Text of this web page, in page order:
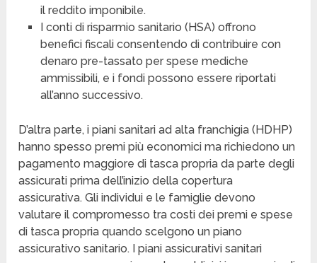
il reddito imponibile.
I conti di risparmio sanitario (HSA) offrono
benefici fiscali consentendo di contribuire con
denaro pre-tassato per spese mediche
ammissibili, e i fondi possono essere riportati
all’anno successivo.
D’altra parte, i piani sanitari ad alta franchigia (HDHP)
hanno spesso premi più economici ma richiedono un
pagamento maggiore di tasca propria da parte degli
assicurati prima dell’inizio della copertura
assicurativa. Gli individui e le famiglie devono
valutare il compromesso tra costi dei premi e spese
di tasca propria quando scelgono un piano
assicurativo sanitario. I piani assicurativi sanitari